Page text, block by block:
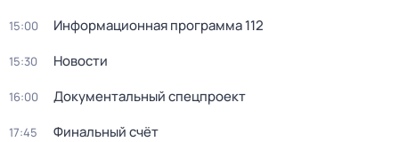
15:00 Информационная программа 112
15:30 Новости
16:00 Документальный спецпроект
17:45 Финальный счёт